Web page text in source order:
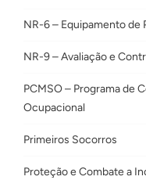
NR-6 – Equipamento de
NR-9 – Avaliação e
PCMSO – Programa de
Ocupacional
Primeiros Socorros
Proteção e Combate a